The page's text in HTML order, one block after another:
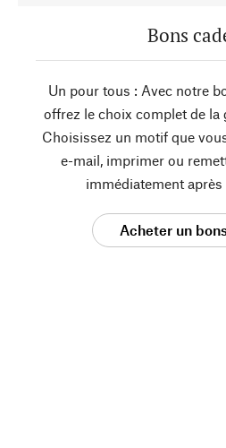
Bons
Un pour tous : Avec notre
offrez le choix complet de la
Choisissez un motif que
e-mail, imprimer ou
immédiatement
Acheter un